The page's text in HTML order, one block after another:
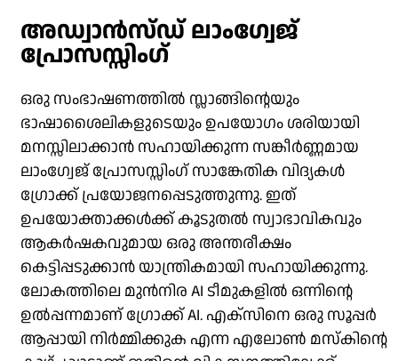
അഡ്വാൻസ്ഡ് ലാംഗ്വേജ്
പ്രോസസ്സിംഗ്
ഒരു സംഭാഷണത്തിൽ സ്ലാങ്ങിന്റെയും
ഭാഷാശൈലികളുടെയും ഉപയോഗം ശരിയായി
മനസ്സിലാക്കാൻ സഹായിക്കുന്ന സങ്കീർണ്ണമായ
ലാംഗ്വേജ് പ്രോസസ്സിംഗ് സാങ്കേതിക വിദ്യകൾ
ഗ്രോക്ക് പ്രയോജനപ്പെടുത്തുന്നു. ഇത്
ഉപയോക്താക്കൾക്ക് കൂടുതൽ സ്വാഭാവികവും
ആകർഷകവുമായ ഒരു അന്തരീക്ഷം
കെട്ടിപ്പടുക്കാൻ യാന്ത്രികമായി സഹായിക്കുന്നു.
ലോകത്തിലെ മുൻനിര AI ടീമുകളിൽ ഒന്നിന്റെ
ഉൽപ്പന്നമാണ് ഗ്രോക്ക് AI. എക്‌സിനെ ഒരു സൂപ്പർ
ആപ്പായി നിർമ്മിക്കുക എന്ന എലോൺ മസ്‌കിന്റെ